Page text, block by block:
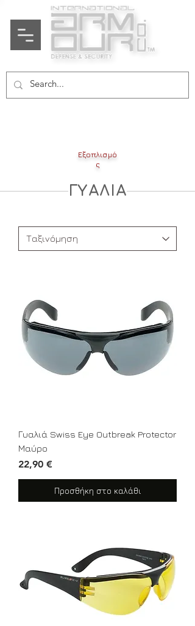
Εξοπλισμό
ς
ΓΥΑΛΙΑ
Γυαλιά Swiss Eye Outbreak Protector
Μαύρο
Τιμή
22,90 €
Προσθήκη στο καλάθι